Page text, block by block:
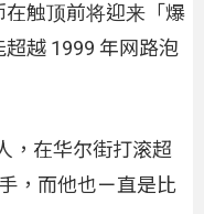
触顶前将迎来「爆
越 1999 年网路泡
，在华尔街打滚超
，而他也ㄧ直是比